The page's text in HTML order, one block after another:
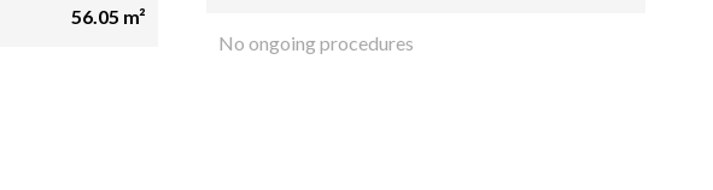
56.05 m²
No ongoing procedures